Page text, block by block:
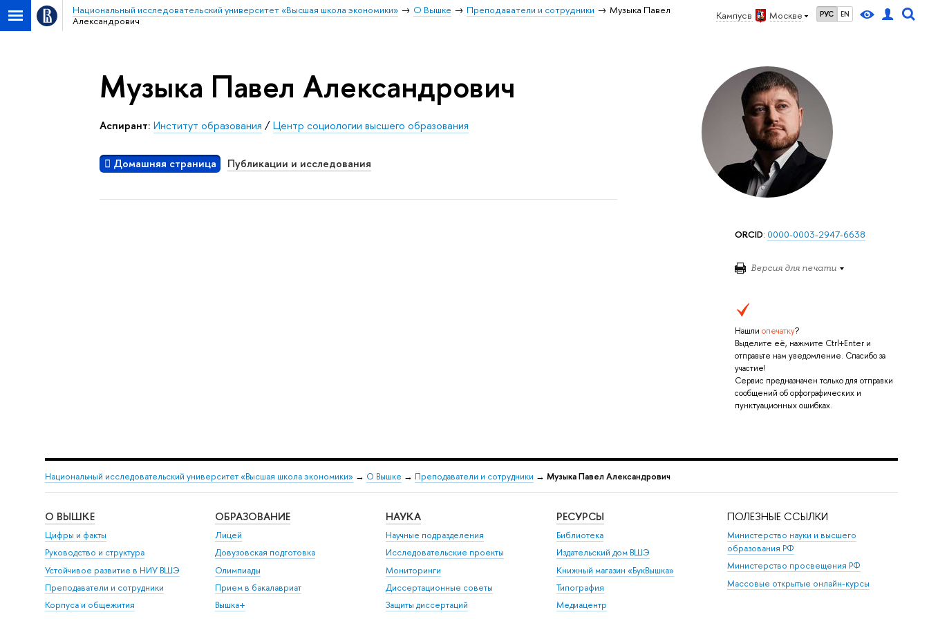
Кампус в Москве РУС EN
Национальный исследовательский университет «Высшая школа экономики» О Вышке Преподаватели и сотрудники
Музыка Павел
Александрович
ORCID: 0000-0003-2947-6638
Версия для печати
Нашли опечатку?
Выделите её, нажмите Ctrl+Enter и
отправьте нам уведомление. Спасибо за
участие!
Сервис предназначен только для отправки
сообщений об орфографических и
пунктуационных ошибках.
Музыка Павел Александрович
Аспирант: Институт образования /Центр социологии высшего образования
Домашняя страница Публикации и исследования
Национальный исследовательский университет «Высшая школа экономики» → О Вышке → Преподаватели и сотрудники → Музыка Павел Александрович
О ВЫШКЕ
Цифры и факты
Руководство и структура
Устойчивое развитие в НИУ ВШЭ
Преподаватели и сотрудники
Корпуса и общежития
ОБРАЗОВАНИЕ
Лицей
Довузовская подготовка
Олимпиады
Прием в бакалавриат
Вышка+
НАУКА
Научные подразделения
Исследовательские проекты
Мониторинги
Диссертационные советы
Защиты диссертаций
РЕСУРСЫ
Библиотека
Издательский дом ВШЭ
Книжный магазин «БукВышка»
Типография
Медиацентр
ПОЛЕЗНЫЕ ССЫЛКИ
Министерство науки и высшего
образования РФ
Министерство просвещения РФ
Массовые открытые онлайн-курсы